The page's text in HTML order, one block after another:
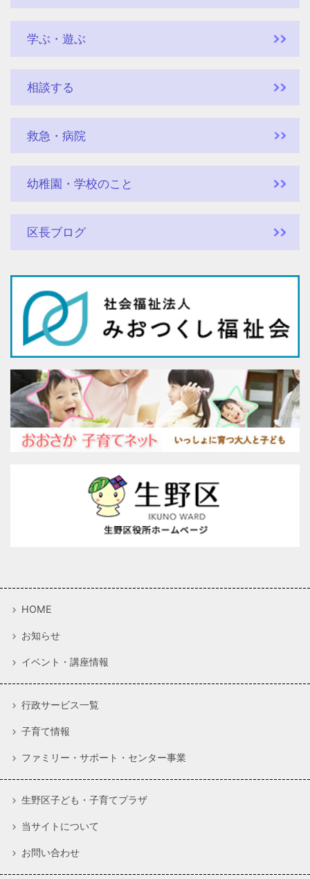
学ぶ・遊ぶ
相談する
救急・病院
幼稚園・学校のこと
区長ブログ
HOME
お知らせ
イベント・講座情報
行政サービス一覧
子育て情報
ファミリー・サポート・センター事業
生野区子ども・子育てプラザ
当サイトについて
お問い合わせ